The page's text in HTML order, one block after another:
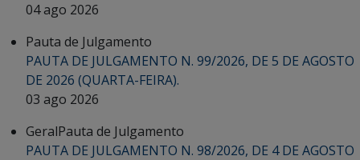
04 ago 2026
Pauta de Julgamento
PAUTA DE JULGAMENTO N. 99/2026, DE 5 DE AGOSTO
DE 2026 (QUARTA-FEIRA).
03 ago 2026
GeralPauta de Julgamento
PAUTA DE JULGAMENTO N. 98/2026, DE 4 DE AGOSTO